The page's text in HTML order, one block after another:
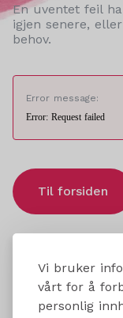
Vi bruker
vårt for å
personlig
En uventet feil
igjen senere,
behov.
Error message:
Error: Request failed
Til forsiden